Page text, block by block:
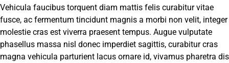
Vehicula faucibus torquent diam mattis felis curabitur vitae
fusce, ac fermentum tincidunt magnis a morbi non velit, integer
molestie cras est viverra praesent tempus. Augue vulputate
phasellus massa nisl donec imperdiet sagittis, curabitur cras
magna vehicula parturient lacus ornare id, vivamus pharetra dis